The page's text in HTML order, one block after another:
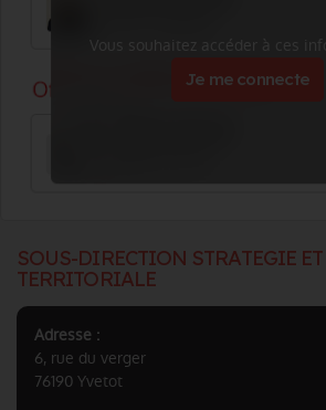
Vous souhaitez accéder à ces
Je me connecte
SOUS-DIRECTION STRATEGIE
TERRITORIALE
Adresse :
6, rue du verger
76190 Yvetot